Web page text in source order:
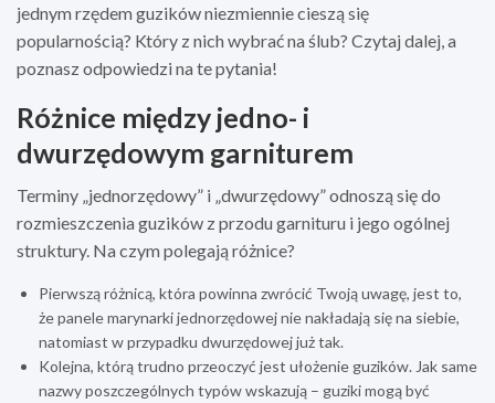
jednym rzędem guzików niezmiennie cieszą się
popularnością? Który z nich wybrać na ślub? Czytaj dalej, a
poznasz odpowiedzi na te pytania!
Różnice między jedno- i
dwurzędowym garniturem
Terminy „jednorzędowy” i „dwurzędowy” odnoszą się do
rozmieszczenia guzików z przodu garnituru i jego ogólnej
struktury. Na czym polegają różnice?
Pierwszą różnicą, która powinna zwrócić Twoją uwagę, jest to,
że panele marynarki jednorzędowej nie nakładają się na siebie,
natomiast w przypadku dwurzędowej już tak.
Kolejna, którą trudno przeoczyć jest ułożenie guzików. Jak same
nazwy poszczególnych typów wskazują – guziki mogą być